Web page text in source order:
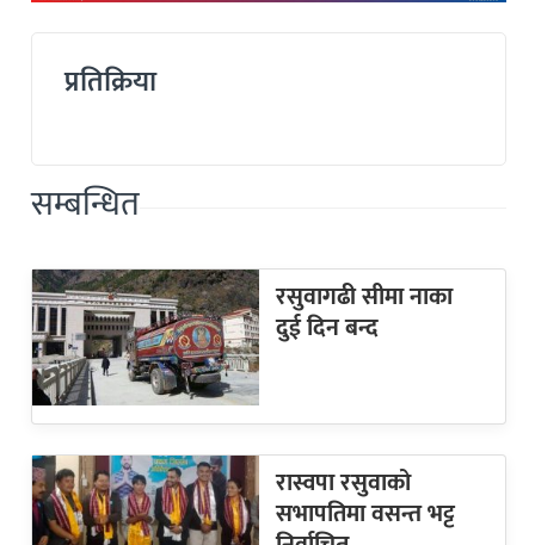
प्रतिक्रिया
सम्बन्धित
रसुवागढी सीमा नाका
दुई दिन बन्द
रास्वपा रसुवाको
सभापतिमा वसन्त भट्ट